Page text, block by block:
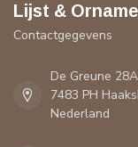
Lijst &
Contactgegevens
De Greune 28A
7483 PH
Nederland